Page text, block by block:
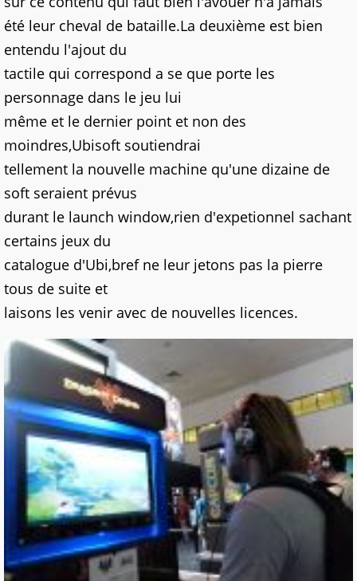
été leur cheval de bataille.La deuxième est bien
entendu l'ajout du
tactile qui correspond a se que porte les
personnage dans le jeu lui
même et le dernier point et non des
moindres,Ubisoft soutiendrai
tellement la nouvelle machine qu'une dizaine de
soft seraient prévus
durant le launch window,rien d'expetionnel sachant
certains jeux du
catalogue d'Ubi,bref ne leur jetons pas la pierre
tous de suite et
laisons les venir avec de nouvelles licences.